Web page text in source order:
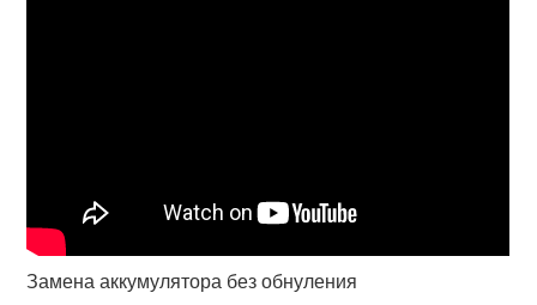
Замена аккумулятора без обнуления